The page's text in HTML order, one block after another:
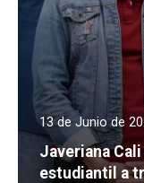
13 de Junio de
Javeriana
estudiantil a